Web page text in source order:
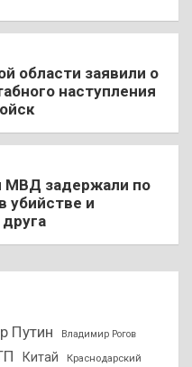
области заявили о
наступления
МВД задержали по
убийстве и
Путин Владимир Рогов
Китай Краснодарский